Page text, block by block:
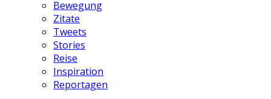
Bewegung
Zitate
Tweets
Stories
Reise
Inspiration
Reportagen